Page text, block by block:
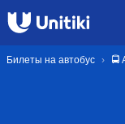
Билеты на автобус 🚍